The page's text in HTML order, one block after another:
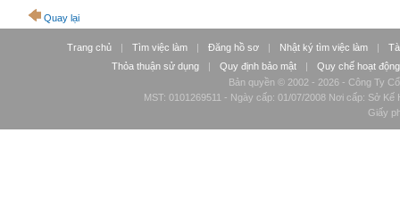
Quay lại
Trang chủ | Tìm việc làm | Đăng hồ sơ | Nhật ký tìm việc làm |
Thỏa thuận sử dụng
| Quy định bảo mật |
Quy chế hoạt động
Bản quyền © 2002 - 2026 - Công Ty
MST: 0101269511 - Ngày cấp: 01/07/2008 Nơi cấp: Sở
Giấy